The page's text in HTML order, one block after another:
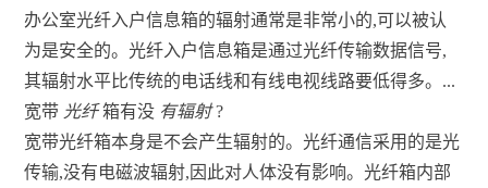
办公室光纤入户信息箱的辐射通常是非常小的,可以被认
为是安全的。光纤入户信息箱是通过光纤传输数据信号,
其辐射水平比传统的电话线和有线电视线路要低得多。...
宽带 光纤箱有没 有辐射?
宽带光纤箱本身是不会产生辐射的。光纤通信采用的是光
传输,没有电磁波辐射,因此对人体没有影响。光纤箱内部